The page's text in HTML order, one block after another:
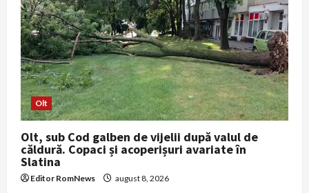
Olt
Olt, sub Cod galben de vijelii după valul de
căldură. Copaci și acoperișuri avariate în
Slatina
Editor RomNews august 8, 2026